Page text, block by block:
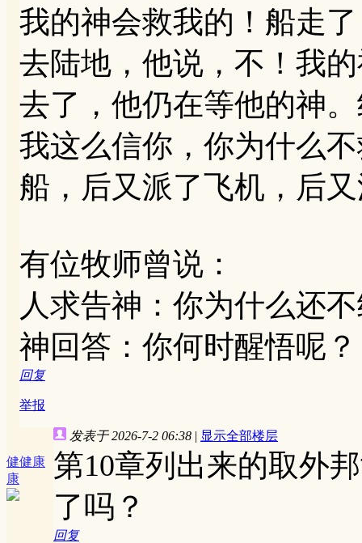
我的神会救我的！船走
去陆地，他说，不！我
去了，他仍在等他的神
我这么信你，你为什么
船，后又派了飞机，后
有位牧师曾说：
人求告神：你为什么还
神回答：你何时醒悟呢？
回复
举报
健健康
康
发表于 2026-7-2 06:38 | 显示全部楼层
第10章列出来的取外
了吗？
回复